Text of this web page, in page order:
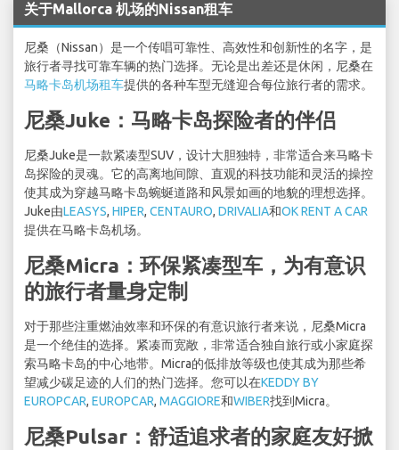
关于Mallorca 机场的Nissan租车
尼桑（Nissan）是一个传唱可靠性、高效性和创新性的名字，是
旅行者寻找可靠车辆的热门选择。无论是出差还是休闲，尼桑在
马略卡岛机场租车提供的各种车型无缝迎合每位旅行者的需求。
尼桑Juke：马略卡岛探险者的伴侣
尼桑Juke是一款紧凑型SUV，设计大胆独特，非常适合来马略卡
岛探险的灵魂。它的高离地间隙、直观的科技功能和灵活的操控
使其成为穿越马略卡岛蜿蜒道路和风景如画的地貌的理想选择。
Juke由LEASYS, HIPER, CENTAURO, DRIVALIA和OK RENT A CAR
提供在马略卡岛机场。
尼桑Micra：环保紧凑型车，为有意识
的旅行者量身定制
对于那些注重燃油效率和环保的有意识旅行者来说，尼桑Micra
是一个绝佳的选择。紧凑而宽敞，非常适合独自旅行或小家庭探
索马略卡岛的中心地带。Micra的低排放等级也使其成为那些希
望减少碳足迹的人们的热门选择。您可以在KEDDY BY
EUROPCAR, EUROPCAR, MAGGIORE和WIBER找到Micra。
尼桑Pulsar：舒适追求者的家庭友好掀